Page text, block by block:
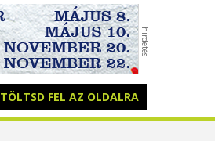
TÖLTSD FEL AZ OLDALRA